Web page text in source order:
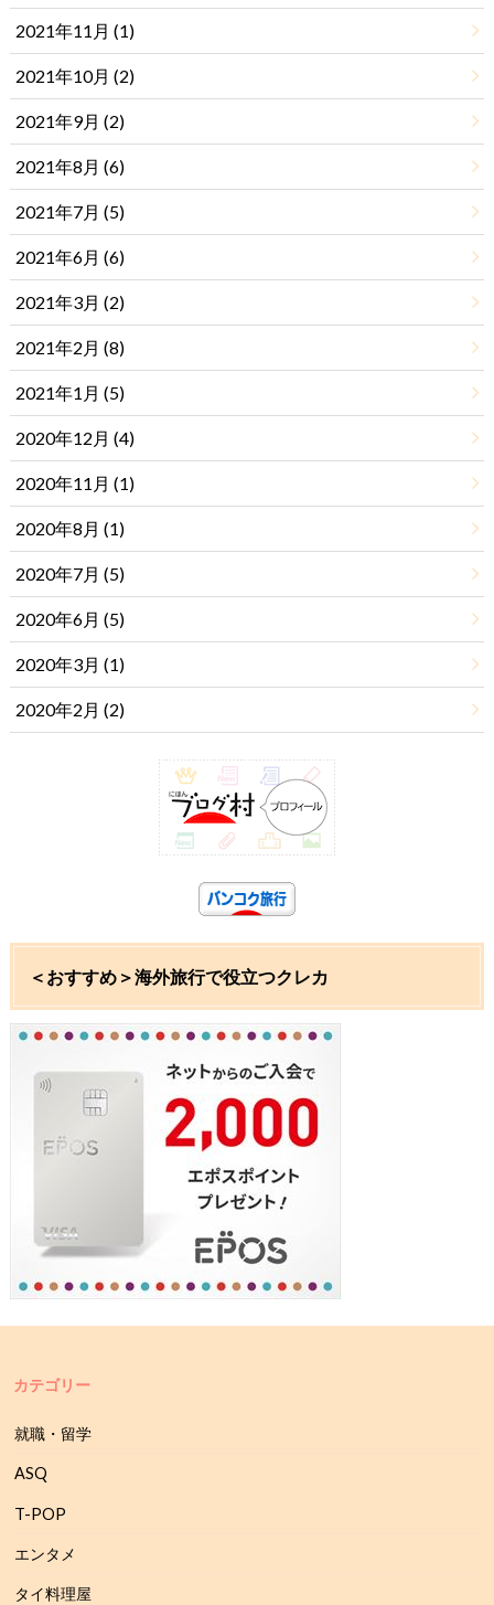
2021年11月 (1)
2021年10月 (2)
2021年9月 (2)
2021年8月 (6)
2021年7月 (5)
2021年6月 (6)
2021年3月 (2)
2021年2月 (8)
2021年1月 (5)
2020年12月 (4)
2020年11月 (1)
2020年8月 (1)
2020年7月 (5)
2020年6月 (5)
2020年3月 (1)
2020年2月 (2)
＜おすすめ＞海外旅行で役立つクレカ
カテゴリー
就職・留学
ASQ
T-POP
エンタメ
タイ料理屋